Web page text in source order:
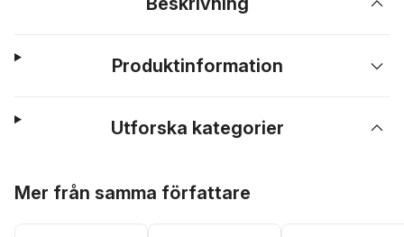
Produktinformation
Utforska kategorier
Mer från samma författare